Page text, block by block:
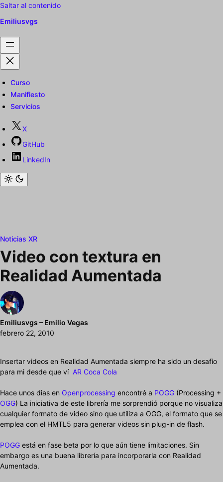
Saltar al contenido
Emiliusvgs
Curso
Manifiesto
Servicios
X
GitHub
LinkedIn
Noticias XR
Video con textura en
Realidad Aumentada
Emiliusvgs – Emilio Vegas
febrero 22, 2010
Insertar videos en Realidad Aumentada siempre ha sido un desafio
para mi desde que ví AR Coca Cola
Hace unos dias en Openprocessing encontré a POGG (Processing +
OGG) La iniciativa de este librería me sorprendió porque no visualiza
cualquier formato de video sino que utiliza a OGG, el formato que se
emplea con el HMTL5 para generar videos sin plug-in de flash.
POGG está en fase beta por lo que aún tiene limitaciones. Sin
embargo es una buena librería para incorporarla con Realidad
Aumentada.